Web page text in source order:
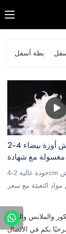
بطة أسفل
والملابس والمواد
بكم في الاتصال
2-4 سم ريش أوزة بيضاء
جودة عالية 2-4cm غسلها ريش
مواد التعبئة مع سعر